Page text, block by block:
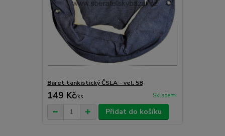
Baret tankistický ČSLA - vel. 58
149 Kč/ks Skladem
Přidat do košíku